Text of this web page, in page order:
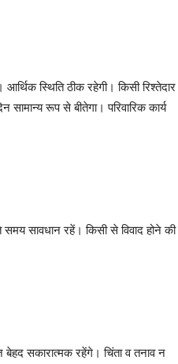
स्थिति ठीक रहेगी। किसी रिश्तेदार
रूप से बीतेगा। परिवारिक कार्य
सावधान रहें। किसी से विवाद होने की
सकारात्मक रहेंगे। चिंता व तनाव न